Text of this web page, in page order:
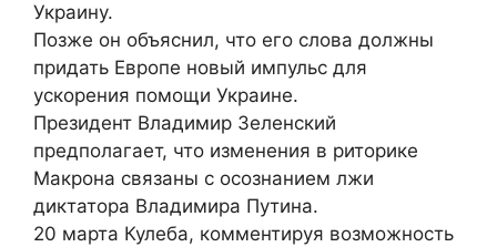
Украину.
Позже он объяснил, что его слова должны
придать Европе новый импульс для
ускорения помощи Украине.
Президент Владимир Зеленский
предполагает, что изменения в риторике
Макрона связаны с осознанием лжи
диктатора Владимира Путина.
20 марта Кулеба, комментируя возможность